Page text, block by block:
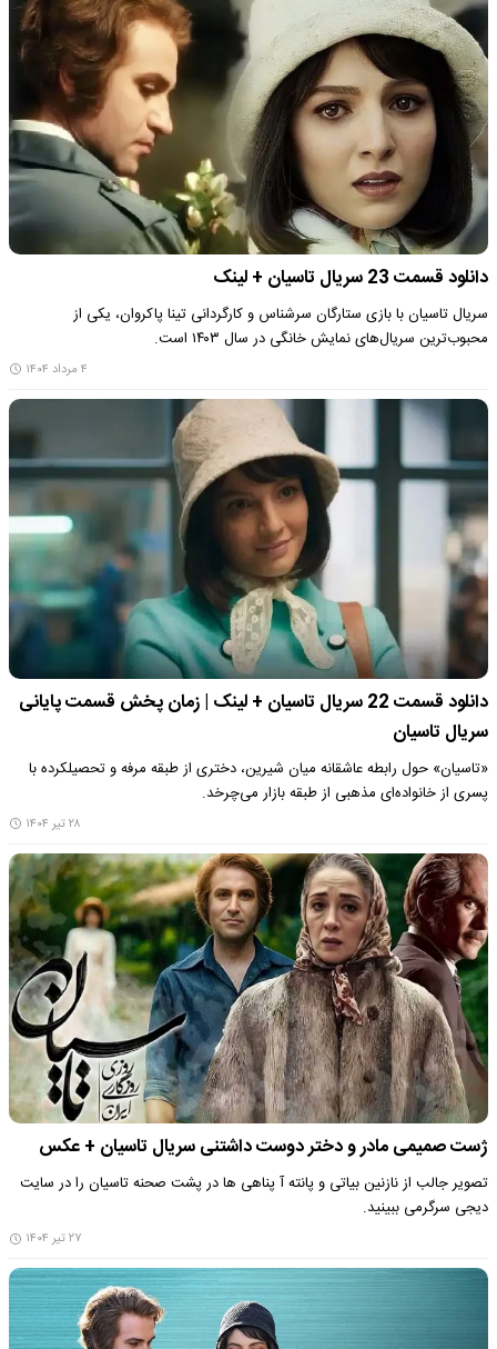
دانلود قسمت 23 سریال تاسیان + لینک
سریال تاسیان با بازی ستارگان سرشناس و کارگردانی تینا پاکروان، یکی از
محبوب‌ترین سریال‌های نمایش خانگی در سال ۱۴۰۳ است.
۴ مرداد ۱۴۰۴
دانلود قسمت 22 سریال تاسیان + لینک | زمان پخش قسمت پایانی
سریال تاسیان
«تاسیان» حول رابطه عاشقانه میان شیرین، دختری از طبقه مرفه و تحصیلکرده با
پسری از خانواده‌ای مذهبی از طبقه بازار می‌چرخد.
۲۸ تیر ۱۴۰۴
ژست صمیمی مادر و دختر دوست داشتنی سریال تاسیان + عکس
تصویر جالب از نازنین بیاتی و پانته آ پناهی ها در پشت صحنه تاسیان را در سایت
دیجی سرگرمی ببینید.
۲۷ تیر ۱۴۰۴